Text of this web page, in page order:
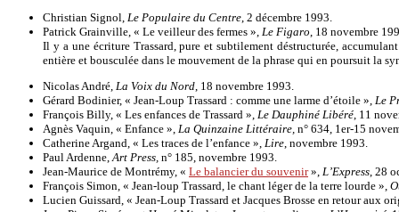
Christian Signol, Le Populaire du Centre, 2 décembre 1993.
Patrick Grainville, « Le veilleur des fermes », Le Figaro, 18 novembre
Il y a une écriture Trassard, pure et subtilement déstructurée,
entière et bousculée dans le mouvement de la phrase qui en poursuit la
Nicolas André, La Voix du Nord, 18 novembre 1993.
Gérard Bodinier, « Jean-Loup Trassard : comme une larme d’étoile », Le
François Billy, « Les enfances de Trassard », Le Dauphiné Libéré, 11
Agnès Vaquin, « Enfance », La Quinzaine Littéraire, n° 634, 1er-15
Catherine Argand, « Les traces de l’enfance », Lire, novembre 1993.
Paul Ardenne,Art Press, n° 185, novembre 1993.
Jean-Maurice de Montrémy, « Le balancier du souvenir», L’Express, 28
François Simon, « Jean-loup Trassard, le chant léger de la terre lourde »,
Lucien Guissard, « Jean-Loup Trassard et Jacques Brosse en retour aux